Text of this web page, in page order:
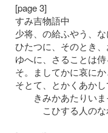
[page 3]
すみ吉物語中
少将、の給ふやう、
ひたつに、そのとき
ゆへに、さることは
そ。ましてかに哀に
そとて、とかくあか
きみかあたりいま
こひする人のな